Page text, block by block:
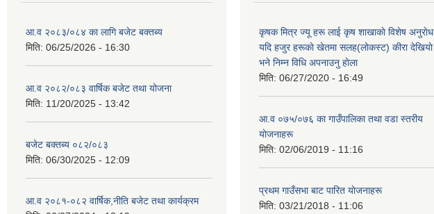
आ.व २०८३/०८४ का लागि बजेट बक्तब्य
मिति: 06/25/2026 - 16:30
आ.व २०८२/०८३ वार्षिक बजेट तथा योजना
मिति: 11/20/2025 - 13:42
बजेट बक्तब्य ०८२/०८३
मिति: 06/30/2025 - 12:09
आ.व २०८१-०८२ वार्षिक,नीति बजेट तथा कार्यक्रम
कृषक मित्र ज्यू हरू लाई कृष शाखाकाे विशेष अनुराेध
यदि हजुर हरूकाे खेतमा सलह(लाेकस्ट) कीरा देखियाे
भने निम्न विधि अपनाउनु हाेला
मिति: 06/27/2020 - 16:49
आ‍.व ०७५/०७६ का गाउँपालिका तथा वडा स्तरीय
याेजनाहरू
मिति: 02/06/2019 - 11:16
प्रथम गाउँसभा बाट पारित याेजनाहरू
मिति: 03/21/2018 - 11:06